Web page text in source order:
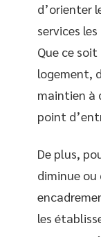
d’orienter
services
Que ce
logement,
maintien à
point
De plus,
diminue
les